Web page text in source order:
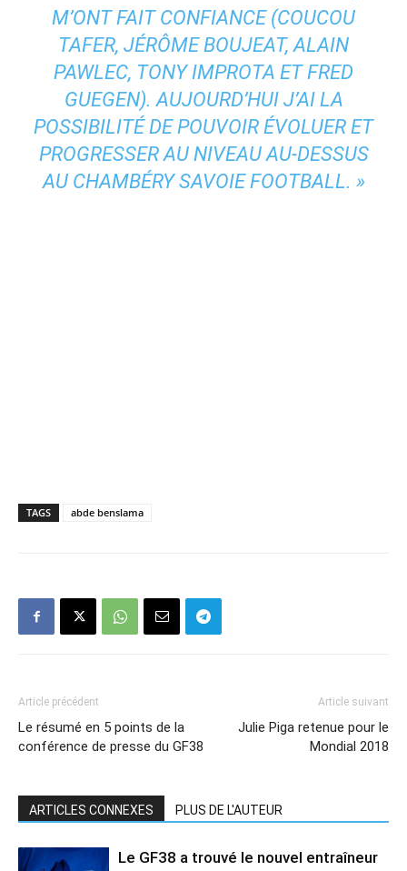
M’ONT FAIT CONFIANCE (COUCOU
TAFER, JÉRÔME BOUJEAT, ALAIN
PAWLEC, TONY IMPROTA ET FRED
GUEGEN). AUJOURD’HUI J’AI LA
POSSIBILITÉ DE POUVOIR ÉVOLUER ET
PROGRESSER AU NIVEAU AU-DESSUS
AU CHAMBÉRY SAVOIE FOOTBALL. »
TAGS abde benslama
Article précédent
Le résumé en 5 points de la
conférence de presse du GF38
Article suivant
Julie Piga retenue pour le
Mondial 2018
ARTICLES CONNEXES PLUS DE L'AUTEUR
Le GF38 a trouvé le nouvel entraîneur